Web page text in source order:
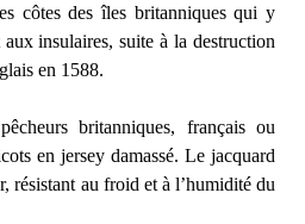
côtes des îles britanniques qui y
insulaires, suite à la destruction
en 1588.
britanniques, français ou
en jersey damassé. Le jacquard
résistant au froid et à l’humidité du